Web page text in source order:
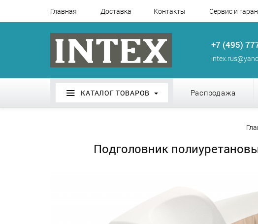
Главная Доставка Контакты Сервис и
+7 (495)
КАТАЛОГ ТОВАРОВ Распродажа
Подголовник